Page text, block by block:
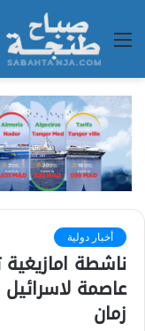
القائمة
أخبار دولية
ناشطة
عاصمة
زمان